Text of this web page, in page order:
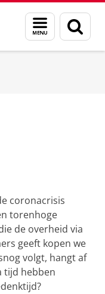
Menu
en
zoeken
Management &
coronacrisis
torenhoge
de overheid via
geeft kopen we
volgt, hangt af
tijd hebben